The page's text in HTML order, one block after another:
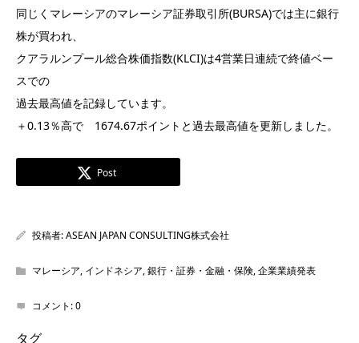
同じくマレーシアのマレーシア証券取引所(BURSA)では主に銀行
株が買われ、
クアラルンプール総合株価指数(KLCI)は4営業日連続で終値ベー
スでの
過去最高値を記録しています。
＋0.13％高で 1674.67ポイントと過去最高値を更新しました。
Post
投稿者:ASEAN JAPAN CONSULTING株式会社
マレーシア, インドネシア,銀行・証券・金融・保険,企業業績発表
コメント:0
タグ